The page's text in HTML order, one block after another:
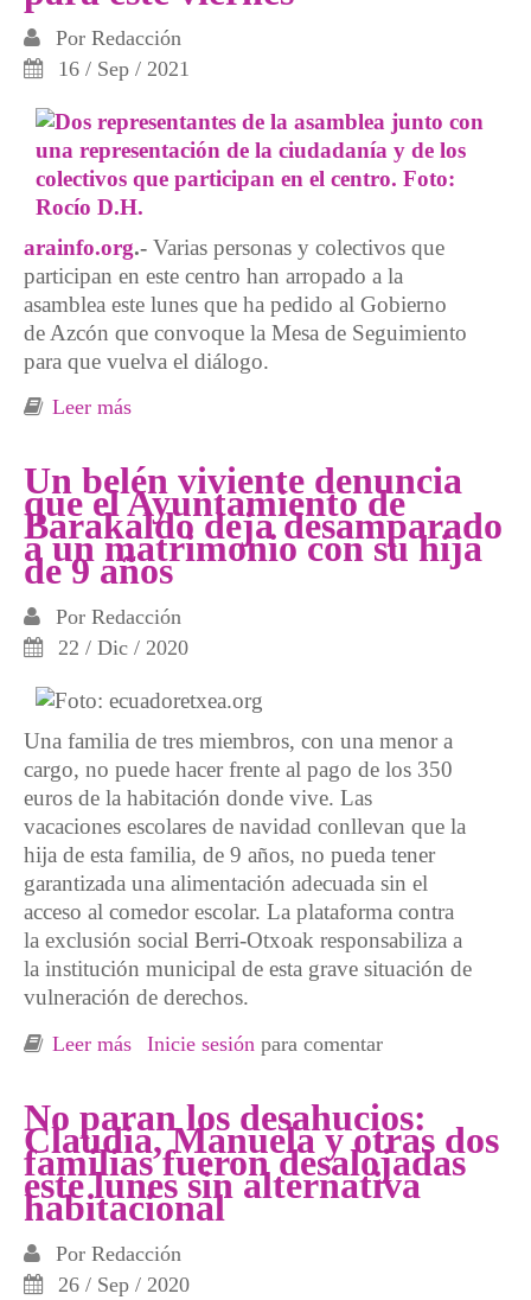
Por Redacción
16 / Sep / 2021
arainfo.org.- Varias personas y colectivos que
participan en este centro han arropado a la
asamblea este lunes que ha pedido al Gobierno
de Azcón que convoque la Mesa de Seguimiento
para que vuelva el diálogo.
Leer más
concentración para este viernes
Un belén viviente denuncia
que el Ayuntamiento de
Barakaldo deja desamparado
a un matrimonio con su hija
de 9 años
Por Redacción
22 / Dic / 2020
Una familia de tres miembros, con una menor a
cargo, no puede hacer frente al pago de los 350
euros de la habitación donde vive. Las
vacaciones escolares de navidad conllevan que la
hija de esta familia, de 9 años, no pueda tener
garantizada una alimentación adecuada sin el
acceso al comedor escolar. La plataforma contra
la exclusión social Berri-Otxoak responsabiliza a
la institución municipal de esta grave situación de
vulneración de derechos.
Leer más sobre Un belén viviente denuncia que el
a un matrimonio con su hija de 9 años
Inicie sesión para comentar
No paran los desahucios:
Claudia, Manuela y otras dos
familias fueron desalojadas
este lunes sin alternativa
habitacional
Por Redacción
26 / Sep / 2020